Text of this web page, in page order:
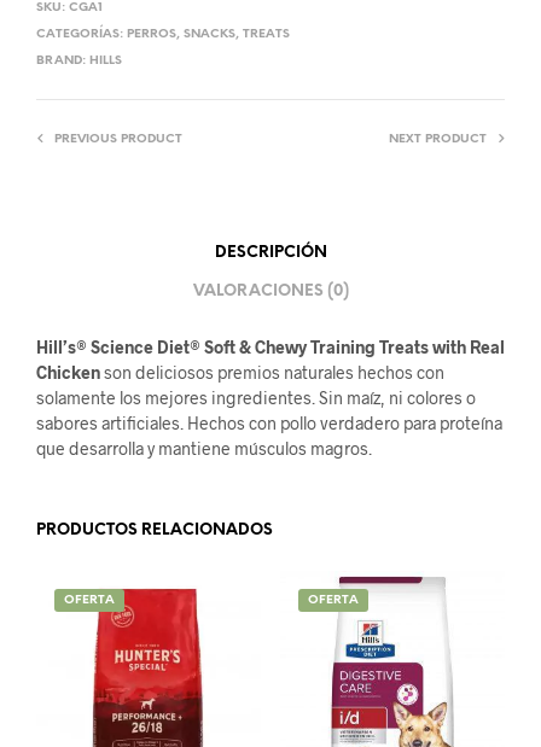
SKU: CGA1
CATEGORÍAS: PERROS, SNACKS, TREATS
BRAND: HILLS
PREVIOUS PRODUCT NEXT PRODUCT
DESCRIPCIÓN
VALORACIONES (0)
Hill’s® Science Diet® Soft & Chewy Training Treats with Real
Chickenson deliciosos premios naturales hechos con
solamente los mejores ingredientes. Sin maíz, ni colores o
sabores artificiales. Hechos con pollo verdadero para proteína
que desarrolla y mantiene músculos magros.
PRODUCTOS RELACIONADOS
OFERTA OFERTA